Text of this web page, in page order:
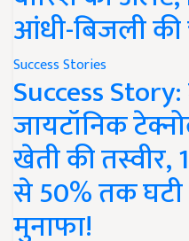
आंधी-बिजली की
Success Stories
Success
जायटॉनिक
खेती की
से 50% तक
मुनाफा!